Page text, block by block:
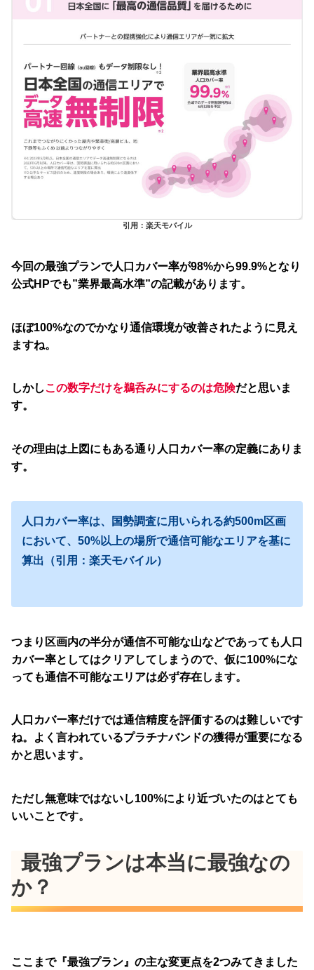
引用：楽天モバイル
今回の最強プランで人口カバー率が98%から99.9%となり
公式HPでも”業界最高水準”の記載があります。
ほぼ100%なのでかなり通信環境が改善されたように見え
ますね。
しかしこの数字だけを鵜呑みにするのは危険だと思いま
す。
その理由は上図にもある通り人口カバー率の定義にありま
す。
人口カバー率は、国勢調査に用いられる約500m区画
において、50%以上の場所で通信可能なエリアを基に
算出（引用：楽天モバイル）
つまり区画内の半分が通信不可能な山などであっても人口
カバー率としてはクリアしてしまうので、仮に100%にな
っても通信不可能なエリアは必ず存在します。
人口カバー率だけでは通信精度を評価するのは難しいです
ね。よく言われているプラチナバンドの獲得が重要になる
かと思います。
ただし無意味ではないし100%により近づいたのはとても
いいことです。
最強プランは本当に最強なの
か？
ここまで『最強プラン』の主な変更点を2つみてきました